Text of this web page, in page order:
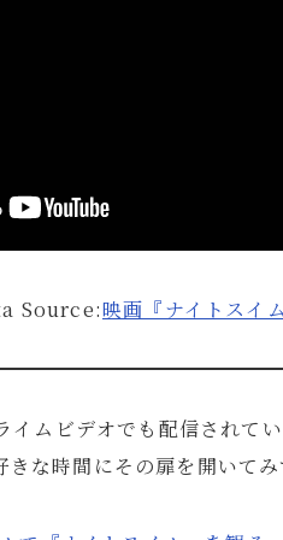
Source:映画『ナイトスイ
ムビデオでも配信されて
な時間にその扉を開いてみ